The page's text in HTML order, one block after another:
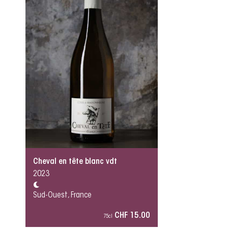
Cheval en tête blanc vdt
2023
Sud-Ouest, France
75cl CHF 15.00